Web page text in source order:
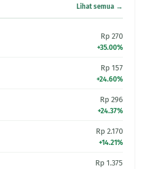
Lihat semua →
Rp 270
+35.00%
Rp 157
+24.60%
Rp 296
+24.37%
Rp 2.170
+14.21%
Rp 1.375